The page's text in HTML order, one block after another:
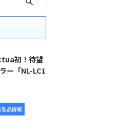
初！待望
ー「NL-LC1
製品情報